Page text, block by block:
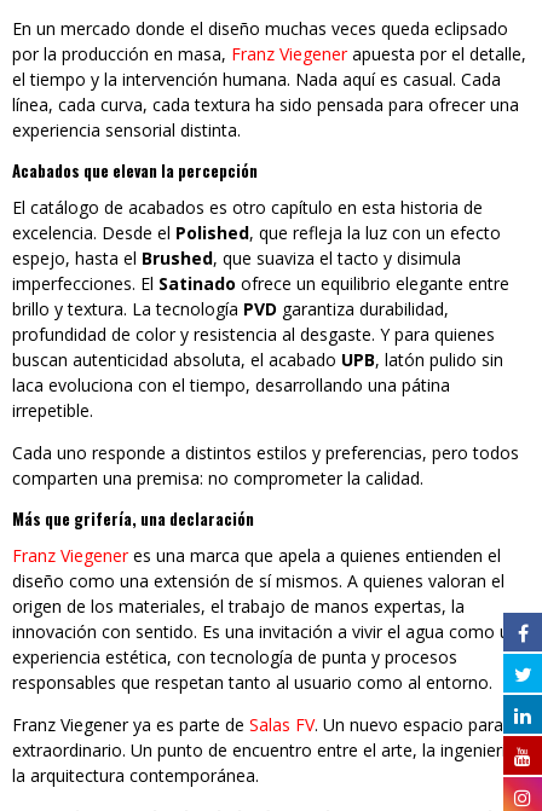
En un mercado donde el diseño muchas veces queda eclipsado
por la producción en masa, Franz Viegenerapuesta por el detalle,
el tiempo y la intervención humana. Nada aquí es casual. Cada
línea, cada curva, cada textura ha sido pensada para ofrecer una
experiencia sensorial distinta.
Acabados que elevan la percepción
El catálogo de acabados es otro capítulo en esta historia de
excelencia. Desde el Polished, que refleja la luz con un efecto
espejo, hasta el Brushed, que suaviza el tacto y disimula
imperfecciones. El Satinado ofrece un equilibrio elegante entre
brillo y textura. La tecnología PVD garantiza durabilidad,
profundidad de color y resistencia al desgaste. Y para quienes
buscan autenticidad absoluta, el acabado UPB, latón pulido sin
laca evoluciona con el tiempo, desarrollando una pátina
irrepetible.
Cada uno responde a distintos estilos y preferencias, pero todos
comparten una premisa: no comprometer la calidad.
Más que grifería, una declaración
Franz Viegeneres una marca que apela a quienes entienden el
diseño como una extensión de sí mismos. A quienes valoran el
origen de los materiales, el trabajo de manos expertas, la
innovación con sentido. Es una invitación a vivir el agua como una
experiencia estética, con tecnología de punta y procesos
responsables que respetan tanto al usuario como al entorno.
Franz Viegener ya es parte de Salas FV. Un nuevo espacio para lo
extraordinario. Un punto de encuentro entre el arte, la ingeniería y
la arquitectura contemporánea.